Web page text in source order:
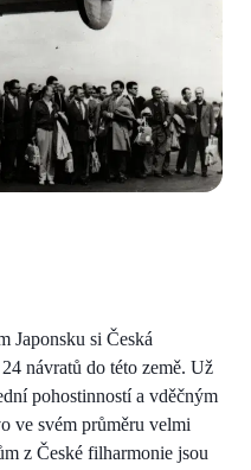
Japonsku si Česká
návratů do této země. Už
pohostinností a vděčným
ve svém průměru velmi
z České filharmonie jsou